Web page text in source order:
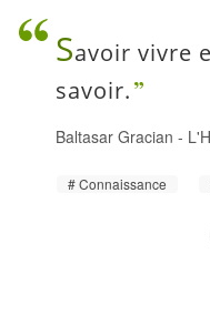
Savoir vivre
savoir.
Baltasar Gracian -
Connaissance